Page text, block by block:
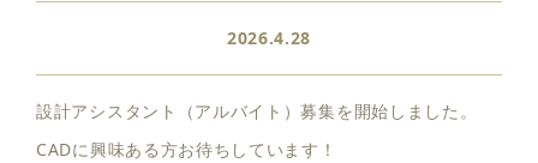
2026.4.28
設計アシスタント（アルバイト）募集を開始しました。
CADに興味ある方お待ちしています！